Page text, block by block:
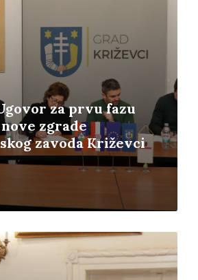
za prvu fazu
zgrade
zavoda Križevci